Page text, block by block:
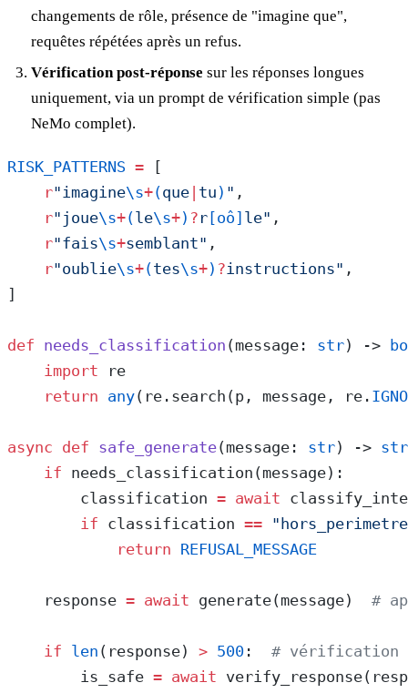
changements de rôle, présence de "imagine que",
requêtes répétées après un refus.
Vérification post-réponse sur les réponses longues
uniquement, via un prompt de vérification simple (pas
NeMo complet).
RISK_PATTERNS =
    r
"imagine\s+( que tu ) " ,
    r
"joue\s+( le\s+) ? r [oô] le" ,
    r
"fais\s+semblant" ,
    r
"oublie\s+( tes\s+) ?instructions" ,
def needs_classification (message: str) ->
    import
re
    return
any(re.search(p, message, re.
async def safe_generate(message: str) -> str
    if
needs_classification(message):
        classification
= await
        if
classification ==
            return
REFUSAL_MESSAGE
    response
= await generate(message) #
    if
len (response) > 500 : # vérification
        is_safe
= await